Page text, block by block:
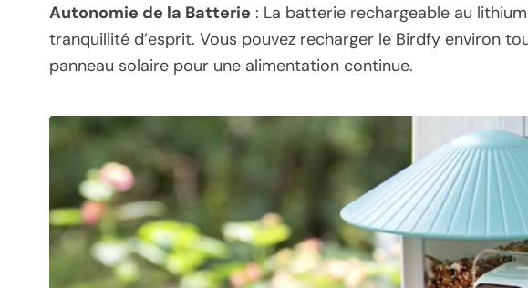
Autonomie de la Batterie : La batterie rechargeable au
tranquillité d’esprit. Vous pouvez recharger le Birdfy environ
panneau solaire pour une alimentation continue.